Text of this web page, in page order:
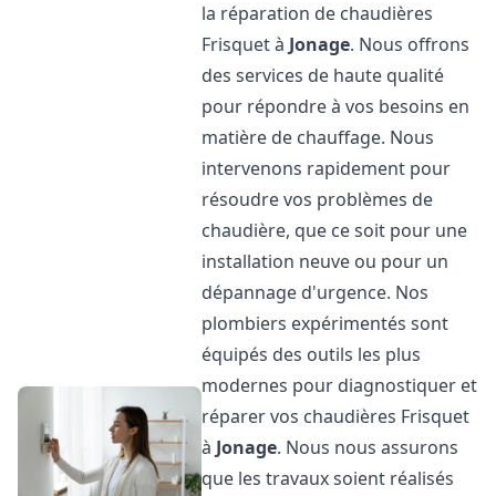
la réparation de chaudières
Frisquet à Jonage. Nous offrons
des services de haute qualité
pour répondre à vos besoins en
matière de chauffage. Nous
intervenons rapidement pour
résoudre vos problèmes de
chaudière, que ce soit pour une
installation neuve ou pour un
dépannage d'urgence. Nos
plombiers expérimentés sont
équipés des outils les plus
modernes pour diagnostiquer et
réparer vos chaudières Frisquet
à Jonage. Nous nous assurons
que les travaux soient réalisés